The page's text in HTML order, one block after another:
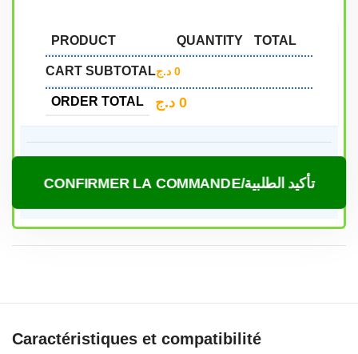
PRODUCT QUANTITY TOTAL
CART SUBTOTAL 0 د.ج
ORDER TOTAL 0 د.ج
CONFIRMER LA COMMANDE/تأكيد الطلبية
Caractéristiques et compatibilité